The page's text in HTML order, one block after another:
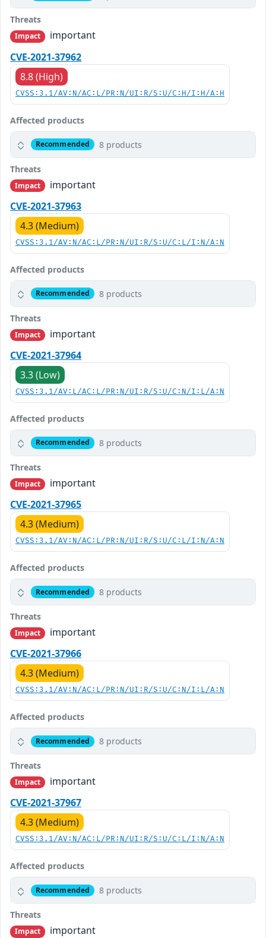
Threats
Impact
important
CVE-2021-37962
8.8 (High)
CVSS:3.1/AV:N/AC:L/PR:N/UI:R/S:U/C:H/I:H/A:H
Affected products
Recommended 8 products
Threats
Impact
important
CVE-2021-37963
4.3 (Medium)
CVSS:3.1/AV:N/AC:L/PR:N/UI:R/S:U/C:L/I:N/A:N
Affected products
Recommended 8 products
Threats
Impact
important
CVE-2021-37964
3.3 (Low)
CVSS:3.1/AV:L/AC:L/PR:N/UI:R/S:U/C:N/I:L/A:N
Affected products
Recommended 8 products
Threats
Impact
important
CVE-2021-37965
4.3 (Medium)
CVSS:3.1/AV:N/AC:L/PR:N/UI:R/S:U/C:L/I:N/A:N
Affected products
Recommended 8 products
Threats
Impact
important
CVE-2021-37966
4.3 (Medium)
CVSS:3.1/AV:N/AC:L/PR:N/UI:R/S:U/C:N/I:L/A:N
Affected products
Recommended 8 products
Threats
Impact
important
CVE-2021-37967
4.3 (Medium)
CVSS:3.1/AV:N/AC:L/PR:N/UI:R/S:U/C:L/I:N/A:N
Affected products
Recommended 8 products
Threats
Impact
important